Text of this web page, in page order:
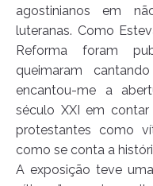
agostinianos em
luteranas. Como
Reforma foram
queimaram
encantou-me a
século XXI em
protestantes como
como se conta a
A exposição teve